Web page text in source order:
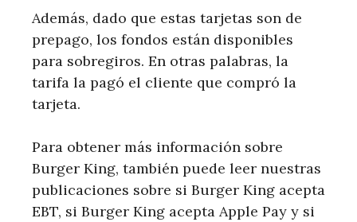
Además, dado que estas tarjetas son de
prepago, los fondos están disponibles
para sobregiros. En otras palabras, la
tarifa la pagó el cliente que compró la
tarjeta.
Para obtener más información sobre
Burger King, también puede leer nuestras
publicaciones sobre si Burger King acepta
EBT, si Burger King acepta Apple Pay y si